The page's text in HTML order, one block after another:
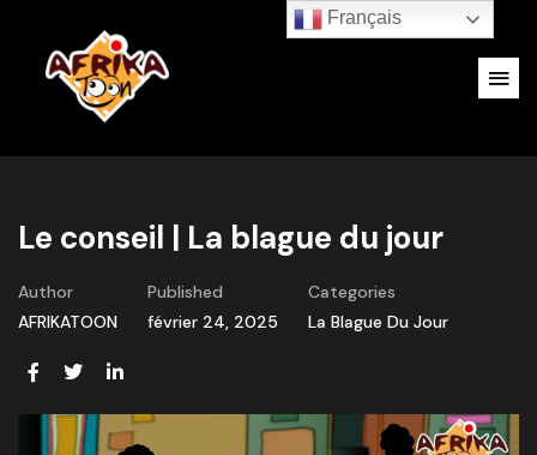
Le conseil | La blague du jour
Author
AFRIKATOON
Published
février 24, 2025
Categories
La Blague Du Jour
Français